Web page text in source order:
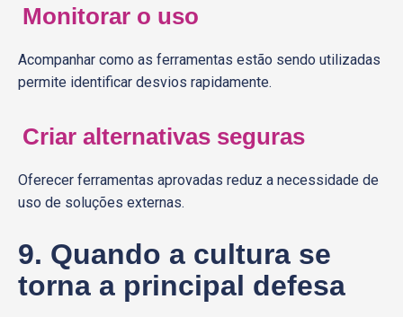
Monitorar o uso
Acompanhar como as ferramentas estão sendo utilizadas
permite identificar desvios rapidamente.
Criar alternativas seguras
Oferecer ferramentas aprovadas reduz a necessidade de
uso de soluções externas.
9. Quando a cultura se
torna a principal defesa